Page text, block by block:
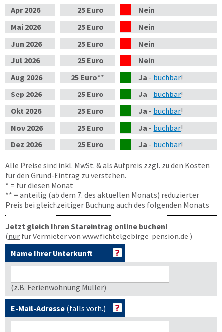
Apr2026 25 Euro
Nein
Mai 2026 25 Euro
Nein
Jun 2026 25 Euro
Nein
Jul 2026 25 Euro
Nein
Aug 2026 25 Euro** Ja - buchbar!
Sep 2026 25 Euro Ja - buchbar!
Okt 2026 25 Euro Ja - buchbar!
Nov 2026 25 Euro Ja - buchbar!
Dez 2026 25 Euro Ja - buchbar!
Alle Preise sind inkl. MwSt. & als Aufpreis zzgl. zu den Kosten
für den Grund-Eintrag zu verstehen.
* = für diesen Monat
** = anteilig (ab dem 7. des aktuellen Monats) reduzierter
Preis bei gleichzeitiger Buchung auch des folgenden Monats
Jetzt gleich Ihren Stareintrag online buchen!
(nur für Vermieter von www.fichtelgebirge-pension.de )
Name Ihrer Unterkunft
(z.B. Ferienwohnung Müller)
E-Mail-Adresse (falls vorh.)